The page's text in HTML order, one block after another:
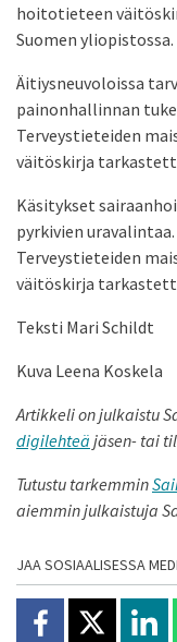
hoitotieteen
Suomen yliopistossa.
Äitiysneuvoloissa
painonhallinnan
Terveystieteiden
väitöskirja
Käsitykset
pyrkivien uravalintaa.
Terveystieteiden
väitöskirja
Teksti Mari Schildt
Kuva Leena Koskela
Artikkeli on julkaistu
digilehteä jäsen- tai
Tutustu tarkemmin
aiemmin julkaistuja
JAA SOSIAALISESSA
Jaa Facebookissa
Jaa X:ssäJaa